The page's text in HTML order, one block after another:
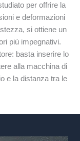
per offrire la
e deformazioni
si ottiene un
più impegnativi.
basta inserire lo
alla macchina di
e la distanza tra le